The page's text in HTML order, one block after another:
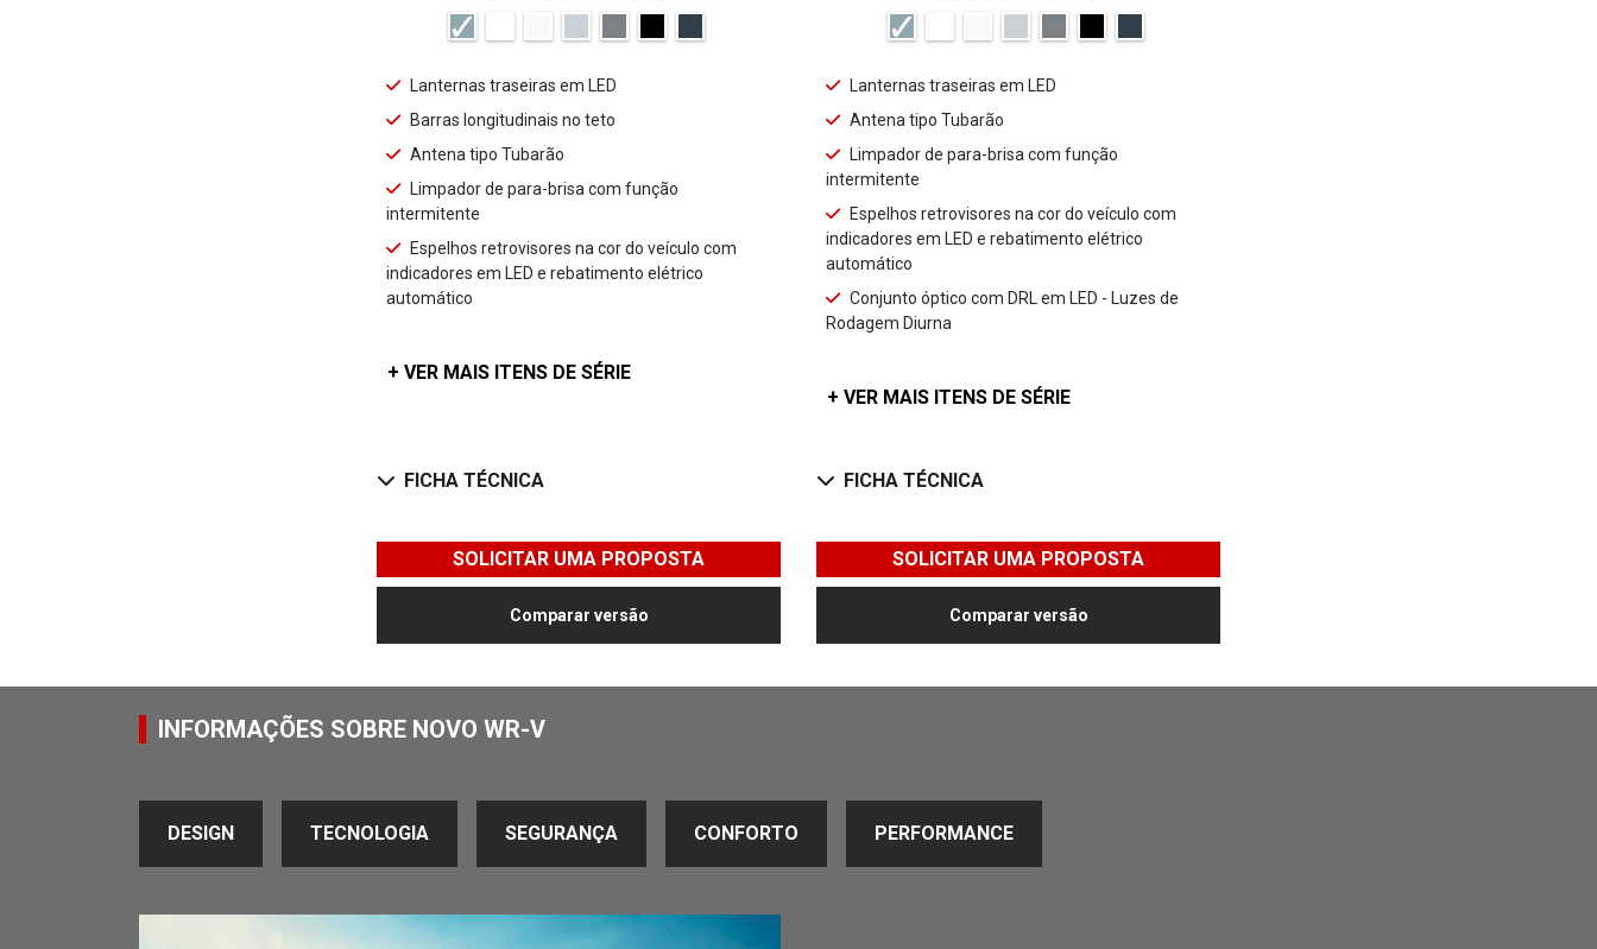
Lanternas traseiras em LED
Barras longitudinais no teto
Antena tipo Tubarão
Limpador de para-brisa com função
intermitente
Espelhos retrovisores na cor do veículo com
indicadores em LED e rebatimento elétrico
automático
+ VER MAIS ITENS DE SÉRIE
FICHA TÉCNICA
SOLICITAR UMA PROPOSTA
Comparar versão
Lanternas traseiras em LED
Antena tipo Tubarão
Limpador de para-brisa com função
intermitente
Espelhos retrovisores na cor do veículo com
indicadores em LED e rebatimento elétrico
automático
Conjunto óptico com DRL em LED - Luzes de
Rodagem Diurna
+ VER MAIS ITENS DE SÉRIE
FICHA TÉCNICA
SOLICITAR UMA PROPOSTA
Comparar versão
INFORMAÇÕES SOBRE NOVO WR-V
DESIGN TECNOLOGIA SEGURANÇA CONFORTO PERFORMANCE